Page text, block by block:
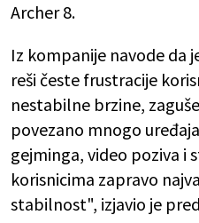
Archer 8.
Iz kompanije navode da
reši česte frustracije
nestabilne brzine,
povezano mnogo
gejminga, video poziva i
korisnicima zapravo
stabilnost", izjavio je